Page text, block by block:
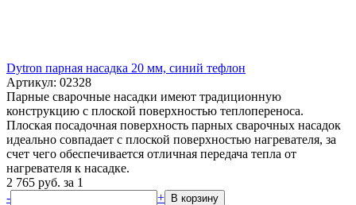
Dytron парная насадка 20 мм, синий тефлон
Артикул: 02328
Парные сварочные насадки имеют традиционную
конструкцию с плоской поверхностью теплопереноса.
Плоская посадочная поверхность парных сварочных насадок
идеально совпадает с плоской поверхностью нагревателя, за
счет чего обеспечивается отличная передача тепла от
нагревателя к насадке.
2 765 руб. за 1
-
+ В корзину